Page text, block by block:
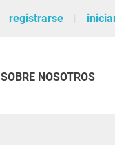
registrarse
SOBRE NOSOTROS